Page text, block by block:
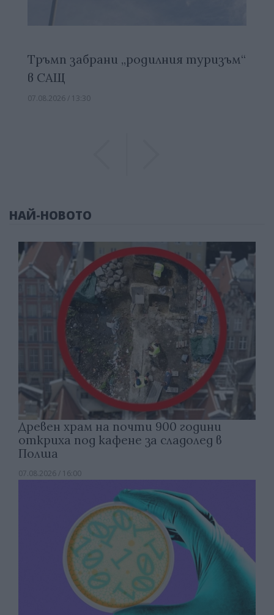
Тръмп забрани „родилния туризъм“
в САЩ
07.08.2026 / 13:30
НАЙ-НОВОТО
Древен храм на почти 900 години
откриха под кафене за сладолед в
Полша
07.08.2026 / 16:00